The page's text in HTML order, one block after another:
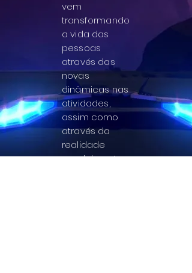
vem
transformando
a vida das
pessoas
através das
novas
dinâmicas nas
atividades,
assim como
através da
realidade
paralela entre